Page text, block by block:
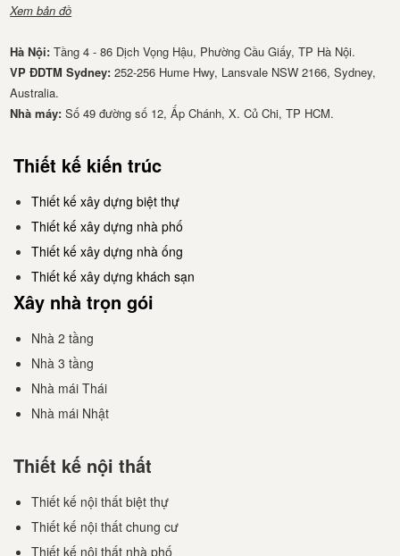
Xem bản đồ
Hà Nội:Tầng 4 - 86 Dịch Vọng Hậu, Phường Cầu Giấy, TP Hà Nội.
VP ĐDTM Sydney: 252-256 Hume Hwy, Lansvale NSW 2166, Sydney,
Australia.
Nhà má​y: Số 49 đường số 12, Ấp Chánh, X. Củ Chi, TP HCM.
Thiết kế kiến trúc
Thiết kế xây dựng biệt thự
Thiết kế xây dựng nhà phố
Thiết kế xây dựng nhà ống
Thiết kế xây dựng khách sạn
Xây nhà trọn gói
Nhà 2 tầng
Nhà 3 tầng
Nhà mái Thái
Nhà mái Nhật
Thiết kế nội thất
Thiết kế nội thất biệt thự
Thiết kế nội thất chung cư
Thiết kế nội thất nhà phố